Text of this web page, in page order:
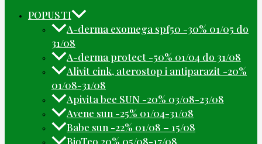
POPUSTI
A-derma exomega spf50 -30% 01/05 do
31/08
A-derma protect -50% 01/04 do 31/08
Alivit cink, aterostop i antiparazit -20%
01/08-31/08
Apivita bee SUN -20% 03/08-23/08
Avene sun -25% 01/04-31/08
Babe sun -22% 01/08 – 15/08
BioTeo 20% 05/08-17/08